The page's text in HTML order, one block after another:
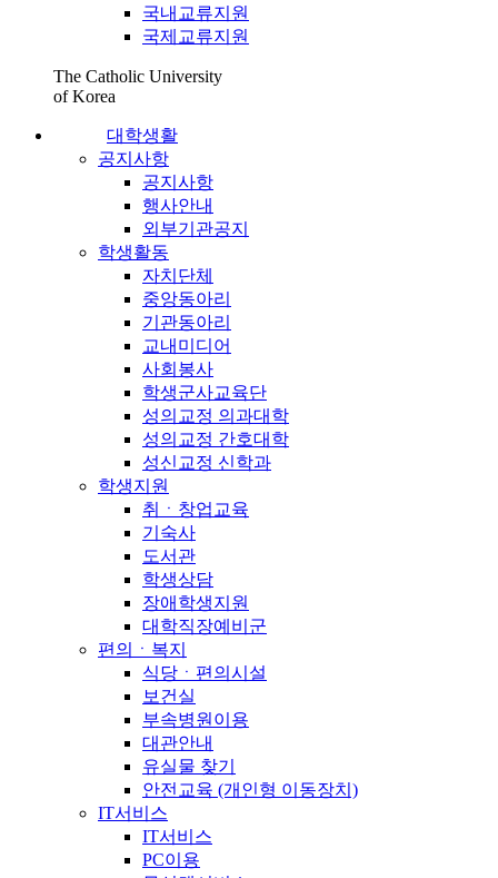
국내교류지원
국제교류지원
The Catholic University
of Korea
대학생활
공지사항
공지사항
행사안내
외부기관공지
학생활동
자치단체
중앙동아리
기관동아리
교내미디어
사회봉사
학생군사교육단
성의교정 의과대학
성의교정 간호대학
성신교정 신학과
학생지원
취ㆍ창업교육
기숙사
도서관
학생상담
장애학생지원
대학직장예비군
편의ㆍ복지
식당ㆍ편의시설
보건실
부속병원이용
대관안내
유실물 찾기
안전교육 (개인형 이동장치)
IT서비스
IT서비스
PC이용